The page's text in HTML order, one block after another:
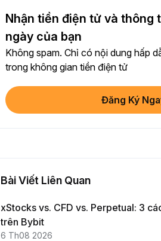
Chia sẻ bài viết trên mạng xã
Mỗi lần hoàn thành+2
$100+ Giao dịch với Bot
Mỗi lần hoàn thành+10
Xác minh danh tính của bạn
Mỗi lần hoàn thành+15
Nhận tiền điện tử và thông
ngày của bạn
Không spam. Chỉ có nội dung hấp
trong không gian tiền điện tử
Đăng Ký
Bài Viết Liên Quan
xStocks vs. CFD vs. Perpetual: 3
trên Bybit
6 Th08 2026